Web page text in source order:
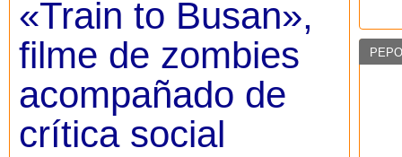
«Train to Busan»,
filme de zombies
acompañado de
crítica social